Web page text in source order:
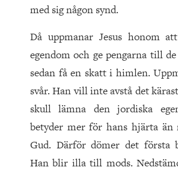
med sig någon synd.
Då uppmanar Jesus honom
egendom och ge pengarna till
sedan få en skatt i himlen.
svår. Han vill inte avstå det
skull lämna den jordiska
betyder mer för hans hjärta
Gud. Därför dömer det första
Han blir illa till mods.